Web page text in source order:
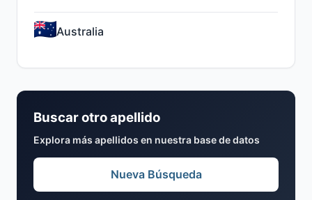
Australia
Buscar otro apellido
Explora más apellidos en nuestra base de datos
Nueva Búsqueda